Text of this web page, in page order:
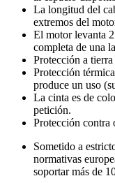
La longitud del
extremos del
El motor levanta
completa de una
Protección a
Protección
produce un uso
La cinta es de
petición.
Protección contra
Sometido a
normativas
soportar más de